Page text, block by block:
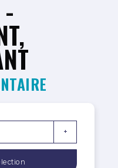
-
+